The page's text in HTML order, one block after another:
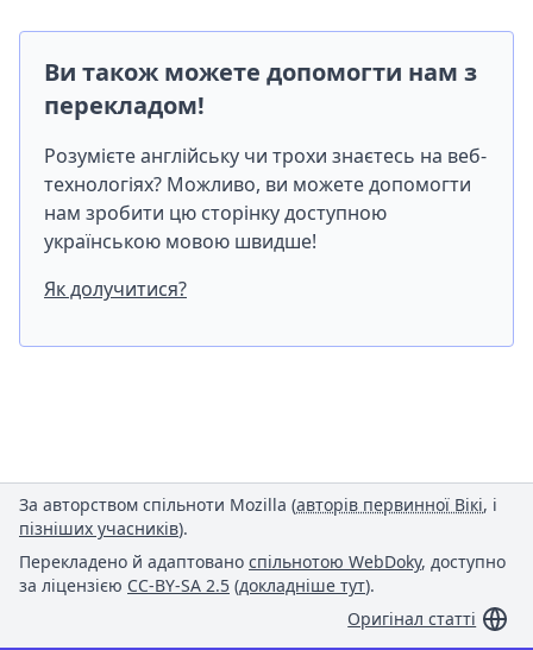
Ви також можете допомогти нам з
перекладом!
Розумієте англійську чи трохи знаєтесь на веб-
технологіях? Можливо, ви можете допомогти
нам зробити цю сторінку доступною
українською мовою швидше!
Як долучитися?
За авторством спільноти Mozilla (авторів первинної Вікі, і
пізніших учасників).
Перекладено й адаптовано спільнотою WebDoky, доступно
за ліцензією CC-BY-SA 2.5 (докладніше тут).
Оригінал статті